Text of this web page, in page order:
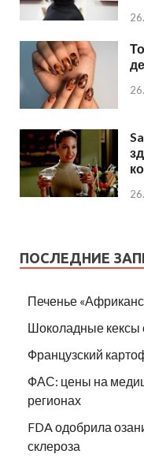
ПОСЛЕДНИЕ
Печенье
Шоколадные кексы
Французский
ФАС: цены на
регионах
FDA одобрила
склероза